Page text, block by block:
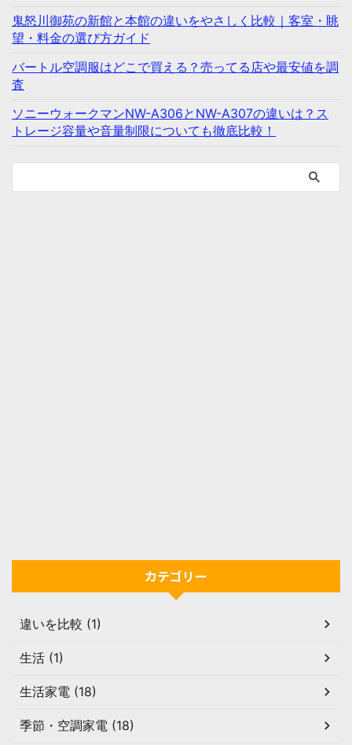
鬼怒川御苑の新館と本館の違いをやさしく比較｜客室・眺
望・料金の選び方ガイド
バートル空調服はどこで買える？売ってる店や最安値を調
査
ソニーウォークマンNW-A306とNW-A307の違いは？ス
トレージ容量や音量制限についても徹底比較！
カテゴリー
違いを比較 (1)
生活 (1)
生活家電 (18)
季節・空調家電 (18)